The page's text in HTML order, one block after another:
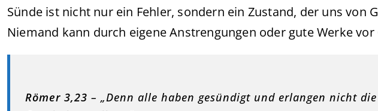
Sünde ist nicht nur ein Fehler, sondern ein Zustand, der uns von
Niemand kann durch eigene Anstrengungen oder gute Werke
Römer 3,23 – „Denn alle haben gesündigt und erlangen nicht